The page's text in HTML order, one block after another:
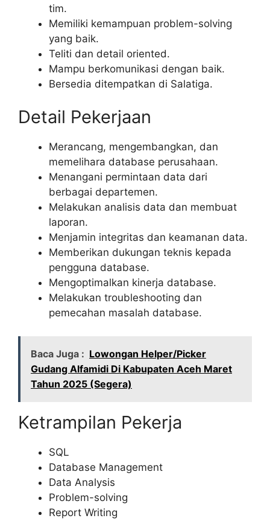
tim.
Memiliki kemampuan problem-solving
yang baik.
Teliti dan detail oriented.
Mampu berkomunikasi dengan baik.
Bersedia ditempatkan di Salatiga.
Detail Pekerjaan
Merancang, mengembangkan, dan
memelihara database perusahaan.
Menangani permintaan data dari
berbagai departemen.
Melakukan analisis data dan membuat
laporan.
Menjamin integritas dan keamanan data.
Memberikan dukungan teknis kepada
pengguna database.
Mengoptimalkan kinerja database.
Melakukan troubleshooting dan
pemecahan masalah database.
Baca Juga : Lowongan Helper/Picker
Gudang Alfamidi Di Kabupaten Aceh Maret
Tahun 2025 (Segera)
Ketrampilan Pekerja
SQL
Database Management
Data Analysis
Problem-solving
Report Writing